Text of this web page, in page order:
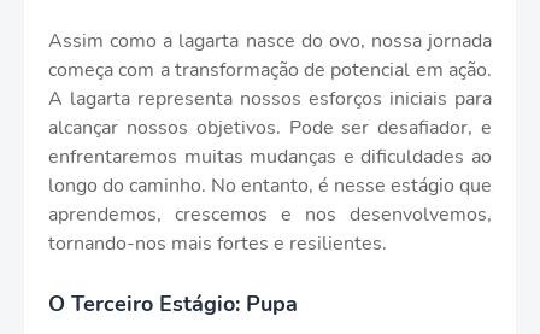
Assim como a lagarta nasce do ovo, nossa jornada
começa com a transformação de potencial em ação.
A lagarta representa nossos esforços iniciais para
alcançar nossos objetivos. Pode ser desafiador, e
enfrentaremos muitas mudanças e dificuldades ao
longo do caminho. No entanto, é nesse estágio que
aprendemos, crescemos e nos desenvolvemos,
tornando-nos mais fortes e resilientes.
O Terceiro Estágio: Pupa